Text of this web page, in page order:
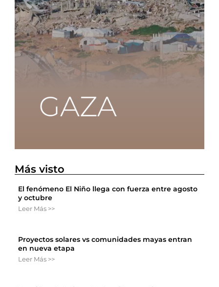
Más visto
El fenómeno El Niño llega con fuerza entre agosto
y octubre
Leer Más >>
Proyectos solares vs comunidades mayas entran
en nueva etapa
Leer Más >>